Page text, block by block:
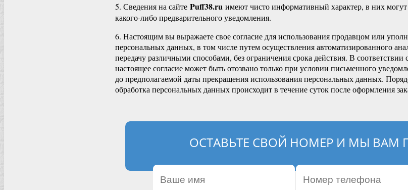
5. Сведения на сайте Puff38.ru имеют чисто информативный характер, в них
какого-либо предварительного уведомления.
6. Настоящим вы выражаете свое согласие для использования продавцом или
персональных данных, в том числе путем осуществления автоматизированного
передачу различными способами, без ограничения срока действия. В
настоящее согласие может быть отозвано только при условии письменного
до предполагаемой даты прекращения использования персональных данных.
обработка персональных данных происходит в течение суток после оформления
ОСТАВЬТЕ СВОЙ НОМЕР И МЫ ВАМ